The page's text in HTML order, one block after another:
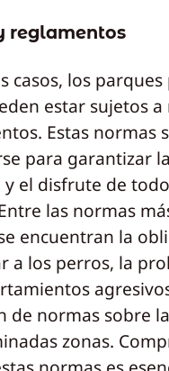
reglamentos
casos, los parques
estar sujetos a
Estas normas
para garantizar la
el disfrute de
las normas
encuentran la
a los perros, la
de normas sobre
zonas.